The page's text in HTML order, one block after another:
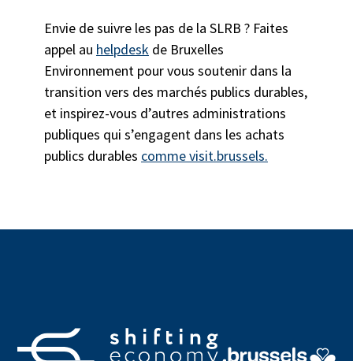
Envie de suivre les pas de la SLRB ? Faites
appel au helpdeskde Bruxelles
Environnement pour vous soutenir dans la
transition vers des marchés publics durables,
et inspirez-vous d’autres administrations
publiques qui s’engagent dans les achats
publics durables comme visit.brussels.